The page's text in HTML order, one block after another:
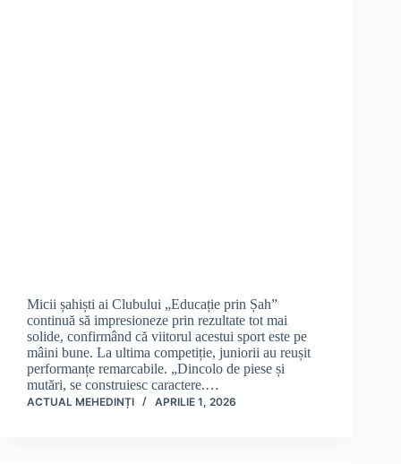
Micii șahiști ai Clubului „Educație prin Șah”
continuă să impresioneze prin rezultate tot mai
solide, confirmând că viitorul acestui sport este pe
mâini bune. La ultima competiție, juniorii au reușit
performanțe remarcabile. „Dincolo de piese și
mutări, se construiesc caractere.…
ACTUAL MEHEDINȚI APRILIE 1, 2026